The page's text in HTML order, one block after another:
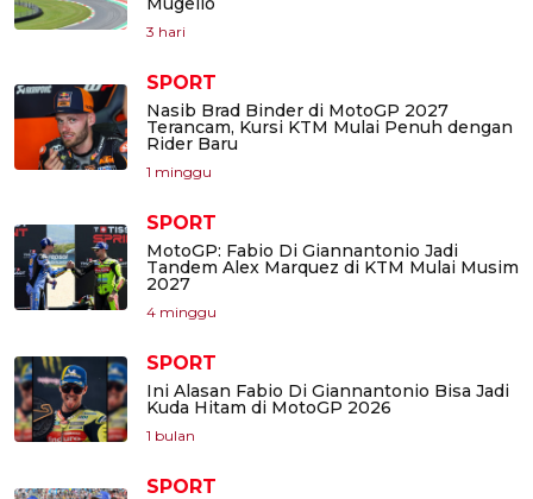
3 hari
SPORT
Nasib Brad Binder di MotoGP 2027
Terancam, Kursi KTM Mulai Penuh dengan
Rider Baru
1 minggu
SPORT
MotoGP: Fabio Di Giannantonio Jadi
Tandem Alex Marquez di KTM Mulai Musim
2027
4 minggu
SPORT
Ini Alasan Fabio Di Giannantonio Bisa Jadi
Kuda Hitam di MotoGP 2026
1 bulan
SPORT